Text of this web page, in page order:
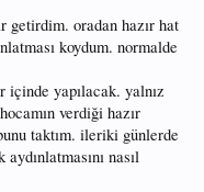
getirdim. oradan hazır hat
koydum. normalde
içinde yapılacak. yalnız
verdiği hazır
taktım. ileriki günlerde
nasıl